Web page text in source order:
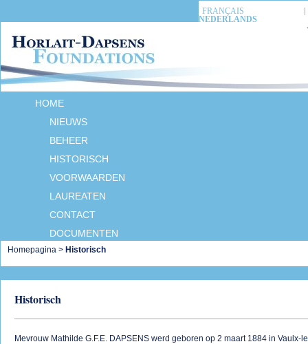
FRANÇAIS
NEDERLANDS
HOME
NIEUWS
BEHEER
HISTORISCH
VOORWAARDEN
LAUREATEN
CONTACT
DOCUMENTEN
Homepagina > Historisch
Historisch
Mevrouw Mathilde G.F.E. DAPSENS werd geboren op 2 maart 1884 in Vaulx-